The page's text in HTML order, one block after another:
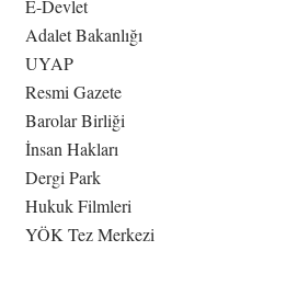
E-Devlet
Adalet Bakanlığı
UYAP
Resmi Gazete
Barolar Birliği
İnsan Hakları
Dergi Park
Hukuk Filmleri
YÖK Tez Merkezi